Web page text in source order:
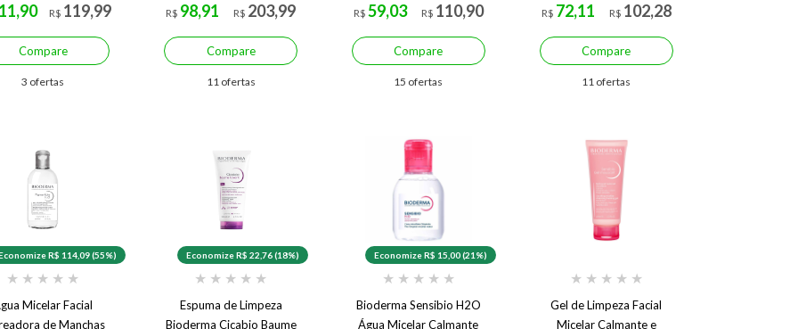
R$ 119,99
Compare
3 ofertas
R$ 98,91
R$ 203,99
Compare
11 ofertas
R$ 59,03
R$ 110,90
Compare
15 ofertas
R$ 72,11
R$ 102,28
Compare
11 ofertas
R$ 114,09 (55%)
★ ★ ★ ★ ★
Micelar Facial
de Manchas
Economize R$ 22,76 (18%)
★ ★ ★ ★ ★
Espuma de Limpeza
Bioderma Cicabio Baume
Economize R$ 15,00 (21%)
★ ★ ★ ★ ★
Bioderma Sensibio H2O
Água Micelar Calmante
★ ★ ★ ★ ★
Gel de Limpeza Facial
Micelar Calmante e